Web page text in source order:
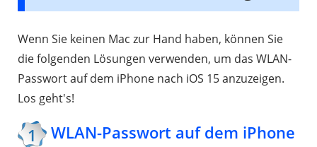
Wenn Sie keinen Mac zur Hand haben, können Sie
die folgenden Lösungen verwenden, um das WLAN-
Passwort auf dem iPhone nach iOS 15 anzuzeigen.
Los geht's!
1
WLAN-Passwort auf dem iPhone